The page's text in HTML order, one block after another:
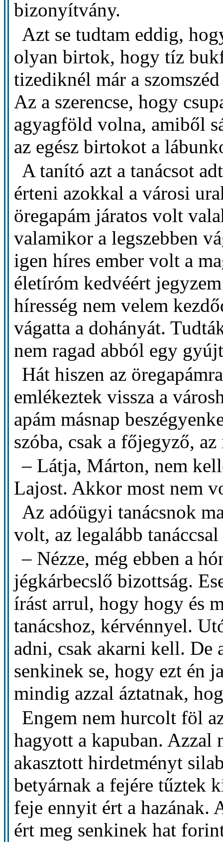
bizonyítvány.
Azt se tudtam eddig,
olyan birtok, hogy tíz
tizediknél már a
Az a szerencse, hogy
agyagföld volna, amiből
az egész birtokot a
A tanító azt a tanácsot
érteni azokkal a városi
öregapám járatos volt
valamikor a legszebben
igen híres ember volt a
életíróm kedvéért
híresség nem velem
vágatta a dohányát.
nem ragad abból egy
Hát hiszen az
emlékeztek vissza a
apám másnap
szóba, csak a főjegyző,
– Látja, Márton, nem
Lajost. Akkor most nem
Az adóügyi tanácsnok
volt, az legalább
– Nézze, még ebben a
jégkárbecslő bizottság.
írást arrul, hogy hogy és
tanácshoz, kérvénnyel.
adni, csak akarni kell. De
senkinek se, hogy ezt én
mindig azzal áztatnak,
Engem nem hurcolt föl
hagyott a kapuban. Azzal
akasztott hirdetményt
betyárnak a fejére tűztek
feje ennyit ért a hazának.
ért meg senkinek hat